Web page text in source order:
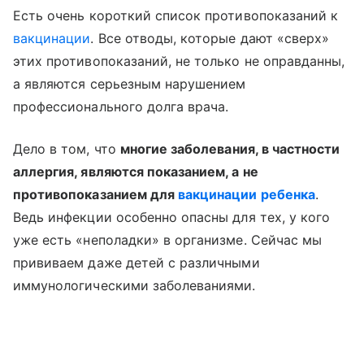
Есть очень короткий список противопоказаний к
вакцинации. Все отводы, которые дают «сверх»
этих противопоказаний, не только не оправданны,
а являются серьезным нарушением
профессионального долга врача.
Дело в том, что многие заболевания, в частности
аллергия, являются показанием, а не
противопоказанием для вакцинации ребенка.
Ведь инфекции особенно опасны для тех, у кого
уже есть «неполадки» в организме. Сейчас мы
прививаем даже детей с различными
иммунологическими заболеваниями.